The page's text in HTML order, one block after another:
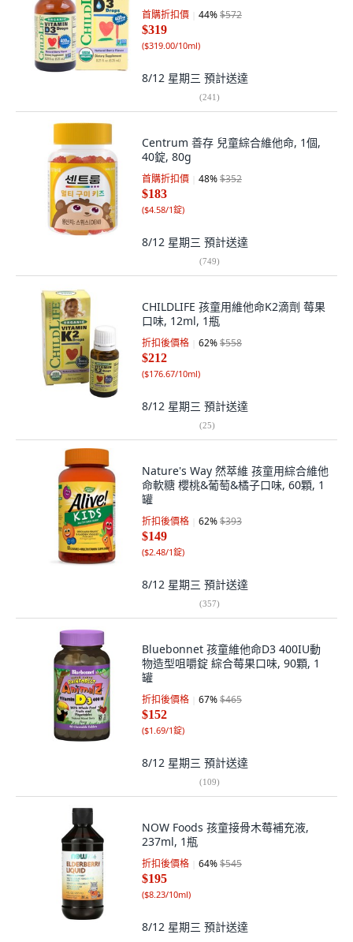
首購折扣價 44%$572
$319
($319.00/10ml)
8/12 星期三 預計送達
(241)
Centrum 善存 兒童綜合維他命, 1個,
40錠, 80g
首購折扣價 48%$352
$183
($4.58/1錠)
8/12 星期三 預計送達
(749)
CHILDLIFE 孩童用維他命K2滴劑 莓果
口味, 12ml, 1瓶
折扣後價格 62%$558
$212
($176.67/10ml)
8/12 星期三 預計送達
(25)
Nature's Way 然萃維 孩童用綜合維他
命軟糖 櫻桃&葡萄&橘子口味, 60顆, 1
罐
折扣後價格 62%$393
$149
($2.48/1錠)
8/12 星期三 預計送達
(357)
Bluebonnet 孩童維他命D3 400IU動
物造型咀嚼錠 綜合莓果口味, 90顆, 1
罐
折扣後價格 67%$465
$152
($1.69/1錠)
8/12 星期三 預計送達
(109)
NOW Foods 孩童接骨木莓補充液,
237ml, 1瓶
折扣後價格 64%$545
$195
($8.23/10ml)
8/12 星期三 預計送達